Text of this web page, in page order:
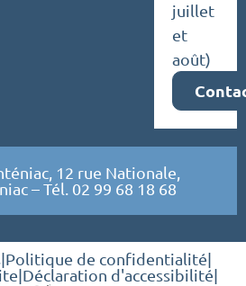
juillet
et
août)
12 rue Nationale,
– Tél. 02 99 68 18 68
|Politique de confidentialité|
|Déclaration d'accessibilité|